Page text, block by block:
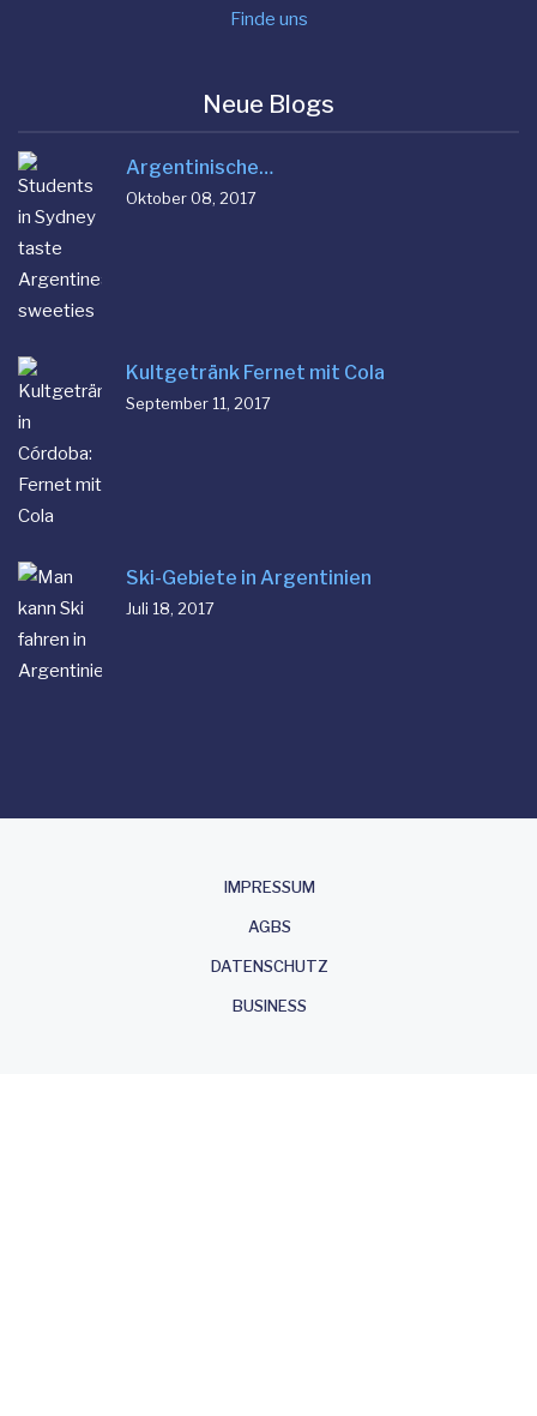
Finde uns
Neue Blogs
Argentinische…
Oktober 08, 2017
Kultgetränk Fernet mit Cola
September 11, 2017
Ski-Gebiete in Argentinien
Juli 18, 2017
IMPRESSUM
AGBS
DATENSCHUTZ
BUSINESS